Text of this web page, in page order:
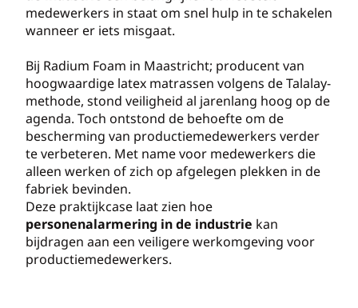
medewerkers in staat om snel hulp in te schakelen
wanneer er iets misgaat.
Bij Radium Foam in Maastricht; producent van
hoogwaardige latex matrassen volgens de Talalay-
methode, stond veiligheid al jarenlang hoog op de
agenda. Toch ontstond de behoefte om de
bescherming van productiemedewerkers verder
te verbeteren. Met name voor medewerkers die
alleen werken of zich op afgelegen plekken in de
fabriek bevinden.
Deze praktijkcase laat zien hoe
personenalarmering in de industrie kan
bijdragen aan een veiligere werkomgeving voor
productiemedewerkers.